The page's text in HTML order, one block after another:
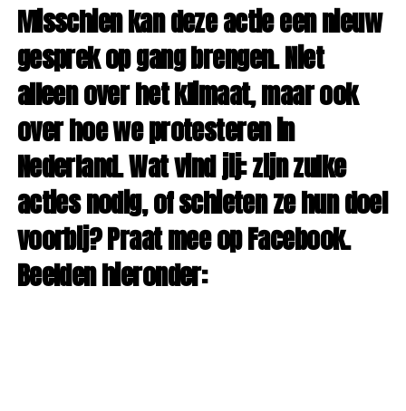
Misschien kan deze actie een nieuw
gesprek op gang brengen. Niet
alleen over het klimaat, maar ook
over hoe we protesteren in
Nederland. Wat vind jij: zijn zulke
acties nodig, of schieten ze hun doel
voorbij? Praat mee op Facebook.
Beelden hieronder: